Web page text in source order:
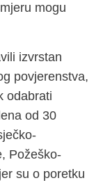
mogu
izvrstan
povjerenstva,
odabrati
od 30
Požeško-
su o poretku